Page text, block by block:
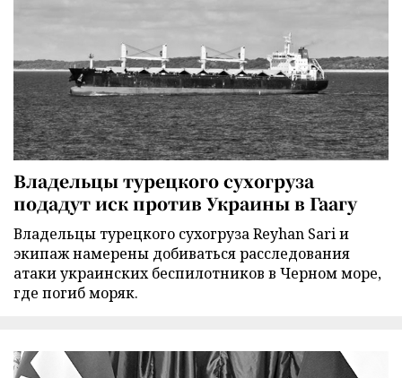
Владельцы турецкого сухогруза
подадут иск против Украины в Гаагу
Владельцы турецкого сухогруза Reyhan Sari и
экипаж намерены добиваться расследования
атаки украинских беспилотников в Черном море,
где погиб моряк.